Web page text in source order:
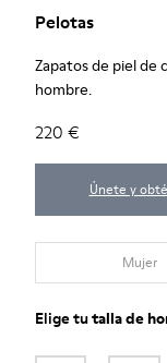
Pelotas
Zapatos de piel de
hombre.
220 €
Únete y
Mujer
Elige tutalla de